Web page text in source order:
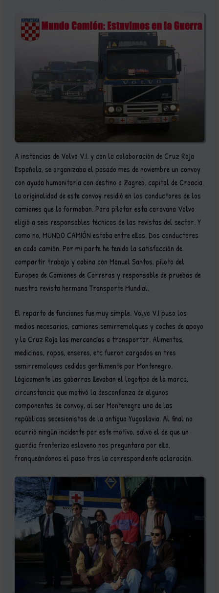
A instancias de Volvo V.I. y con la colaboración de Cruz Roja
Española, se organizaba el pasado mes de noviembre un convoy
con ayuda humanitaria con destino a Zagreb, capital de Croacia.
La originalidad de este convoy residió en los conductores de los
camiones que lo formaban. Para pilotar esta caravana Volvo
eligió a seis responsables técnicos de las revistas del sector. Y
como no, MUNDO CAMIÓN estaba entre ellas. Dos conductores
en cada camión. Por mi parte he tenido la satisfacción de
compartir trabajo y cabina con Manuel Santos, piloto del
Europeo de Camiones de Carreras y responsable de pruebas de
nuestra revista hermana Transporte Mundial.
El reparto de funciones fue muy simple. Volvo V.I puso los
medios necesarios, camiones semirremolques y coches de apoyo
y la Cruz Roja las mercancías a transportar. Alimentos,
medicinas, ropas, enseres, etc fueron cargados en tres
semirremolques cedidos gentilmente por Montenegro.
Lógicamente las gabarras llevaban el logotipo de la marca,
circunstancia que motivó la desconfianza de algunos
componentes de convoy, al ser Montenegro una de las
repúblicas secesionistas de la antigua Yugoslavia. Al final no
ocurrió ningún incidente por este motivo, salvo el de que un
guardia fronterizo esloveno nos preguntara por ello,
franqueándonos el paso tras la correspondiente aclaración.